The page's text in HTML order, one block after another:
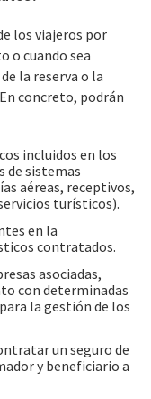
los viajeros por
o cuando sea
la reserva o la
concreto, podrán
incluidos en los
de sistemas
aéreas, receptivos,
turísticos).
en la
contratados.
asociadas,
con determinadas
la gestión de los
un seguro de
y beneficiario a